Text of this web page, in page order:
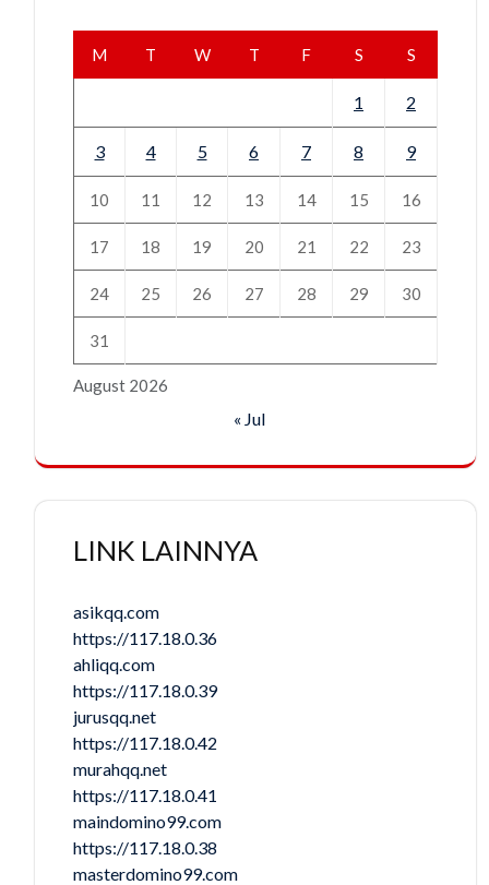
August 2026
M T W T F S S
1 2
3 4 5 6 7 8 9
10 11 12 13 14 15 16
17 18 19 20 21 22 23
24 25 26 27 28 29 30
31
« Jul
LINK LAINNYA
asikqq.com
https://117.18.0.36
ahliqq.com
https://117.18.0.39
jurusqq.net
https://117.18.0.42
murahqq.net
https://117.18.0.41
maindomino99.com
https://117.18.0.38
masterdomino99.com